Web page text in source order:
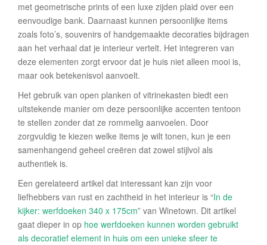
met geometrische prints of een luxe zijden plaid over een
eenvoudige bank. Daarnaast kunnen persoonlijke items
zoals foto’s, souvenirs of handgemaakte decoraties bijdragen
aan het verhaal dat je interieur vertelt. Het integreren van
deze elementen zorgt ervoor dat je huis niet alleen mooi is,
maar ook betekenisvol aanvoelt.
Het gebruik van open planken of vitrinekasten biedt een
uitstekende manier om deze persoonlijke accenten tentoon
te stellen zonder dat ze rommelig aanvoelen. Door
zorgvuldig te kiezen welke items je wilt tonen, kun je een
samenhangend geheel creëren dat zowel stijlvol als
authentiek is.
Een gerelateerd artikel dat interessant kan zijn voor
liefhebbers van rust en zachtheid in het interieur is “In de
kijker: werfdoeken 340 x 175cm” van Winetown. Dit artikel
gaat dieper in op hoe werfdoeken kunnen worden gebruikt
als decoratief element in huis om een unieke sfeer te